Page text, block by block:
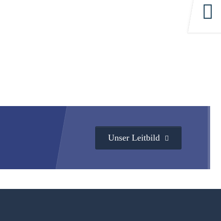
Unser Leitbild